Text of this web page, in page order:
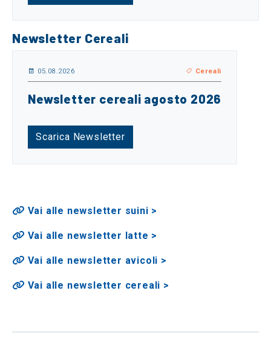
Newsletter Cereali
05.08.2026 Cereali
Newsletter cereali agosto 2026
Scarica Newsletter
Vai alle newsletter suini >
Vai alle newsletter latte >
Vai alle newsletter avicoli >
Vai alle newsletter cereali >